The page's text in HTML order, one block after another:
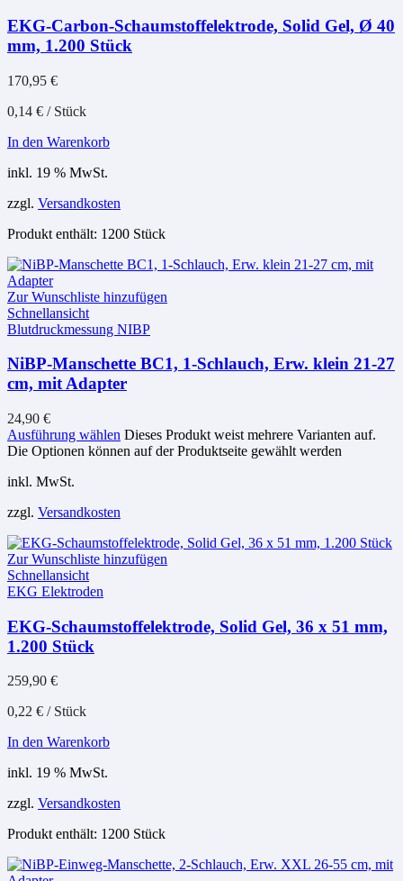
EKG-Carbon-Schaumstoffelektrode, Solid Gel, Ø 40
mm, 1.200 Stück
170,95 €
0,14 € / Stück
In den Warenkorb
inkl. 19 % MwSt.
zzgl. Versandkosten
Produkt enthält: 1200 Stück
Zur Wunschliste hinzufügen
Schnellansicht
Blutdruckmessung NIBP
NiBP-Manschette BC1, 1-Schlauch, Erw. klein 21-27
cm, mit Adapter
24,90 €
Ausführung wählen Dieses Produkt weist mehrere Varianten auf.
Die Optionen können auf der Produktseite gewählt werden
inkl. MwSt.
zzgl. Versandkosten
Zur Wunschliste hinzufügen
Schnellansicht
EKG Elektroden
EKG-Schaumstoffelektrode, Solid Gel, 36 x 51 mm,
1.200 Stück
259,90 €
0,22 € / Stück
In den Warenkorb
inkl. 19 % MwSt.
zzgl. Versandkosten
Produkt enthält: 1200 Stück